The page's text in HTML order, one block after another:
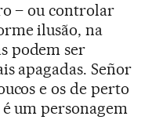
– ou controlar
ilusão, na
podem ser
apagadas. Señor
e os de perto
um personagem